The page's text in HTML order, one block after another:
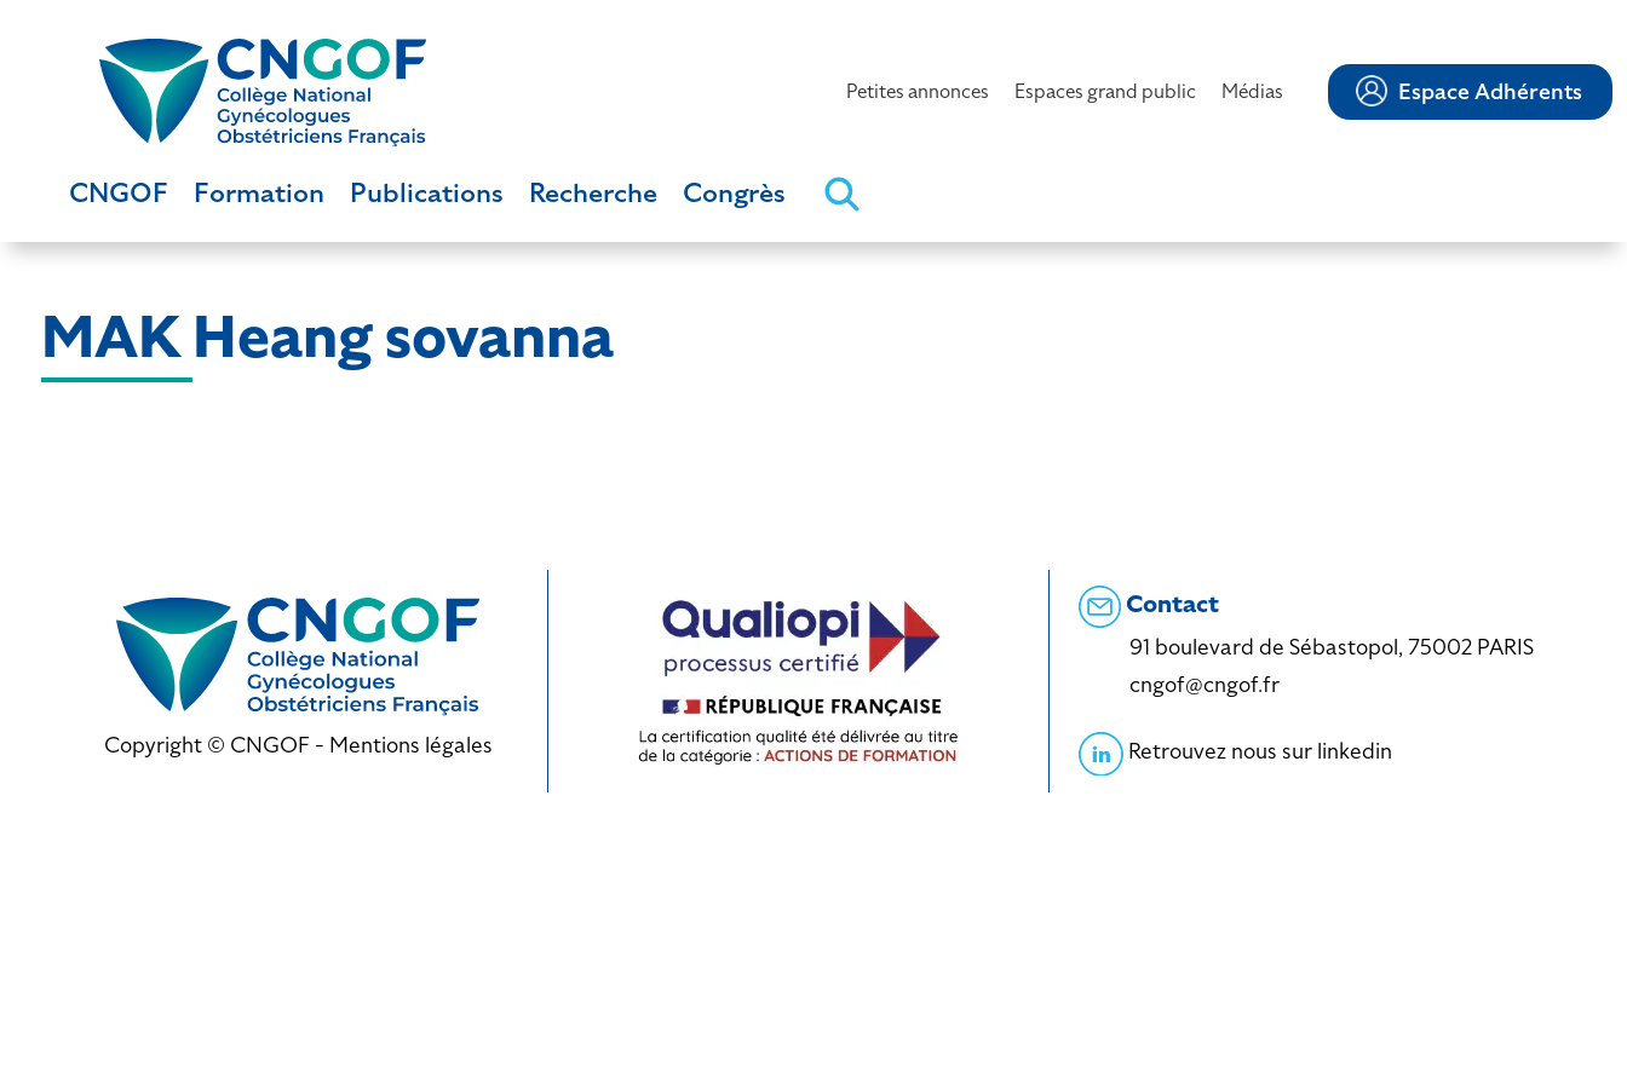
Petites annonces Espaces grand public Médias Espace Adhérents
CNGOF Formation Publications Recherche Congrès
MAK Heang sovanna
Copyright © CNGOF - Mentions légales
Contact
91 boulevard de Sébastopol, 75002 PARIS
cngof@cngof.fr
Retrouvez nous sur linkedin